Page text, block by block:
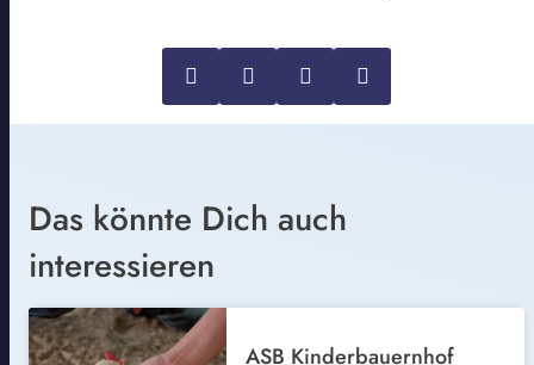
Das könnte Dich auch
interessieren
ASB Kinderbauernhof